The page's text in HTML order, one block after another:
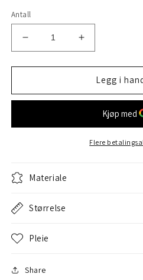
Antall
antallet
for
Red
Øk
antallet
for
Putetrekk
Red
Legg i
Flere
Materiale
Størrelse
Pleie
Share